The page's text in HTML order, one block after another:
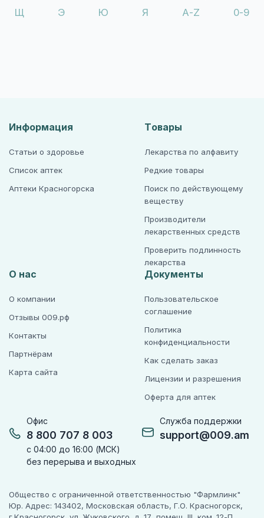
Щ
Э Ю Я A-Z 0-9
Офис
8 800 707 8 003
с 04:00 до 16:00 (МСК)
без перерыва и выходных
Служба поддержки
support@009.am
Информация
Статьи о здоровье
Список аптек
Аптеки Красногорска
Товары
Лекарства по алфавиту
Редкие товары
Поиск по действующему
веществу
Производители
лекарственных средств
Проверить подлинность
лекарства
О нас
О компании
Отзывы 009.рф
Контакты
Партнёрам
Карта сайта
Документы
Пользовательское
соглашение
Политика
конфиденциальности
Как сделать заказ
Лицензии и разрешения
Оферта для аптек
Общество с ограниченной ответственностью "Фармлинк"
Юр. Адрес: 143402, Московская область, Г.О. Красногорск,